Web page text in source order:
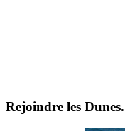
Rejoindre les